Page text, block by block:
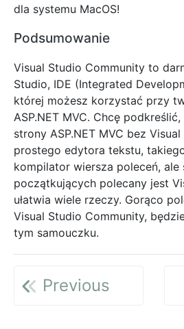
dla systemu MacOS!
Podsumowanie
Visual Studio Community to
Studio, IDE (Integrated
której możesz korzystać przy
ASP.NET MVC. Chcę
strony ASP.NET MVC bez
prostego edytora tekstu,
kompilator wiersza poleceń, ale
początkujących polecany jest
ułatwia wiele rzeczy. Gorąco
Visual Studio Community,
tym samouczku.
Previous